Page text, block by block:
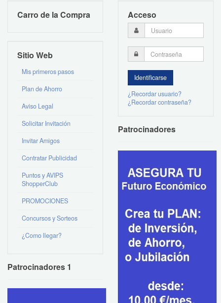
Carro de la Compra
Sitio Web
Mis primeros pasos
Plan de Ahorro
Aviso Legal
Solicitar Invitación
Invitar Amigos
Contratar Publicidad
Puntos y AVIPS
ShopperClub
PROMOCIONES
Concursos y Sorteos
¿Como llegar?
Patrocinadores 1
Acceso
¿Recordar usuario?
¿Recordar contraseña?
Patrocinadores